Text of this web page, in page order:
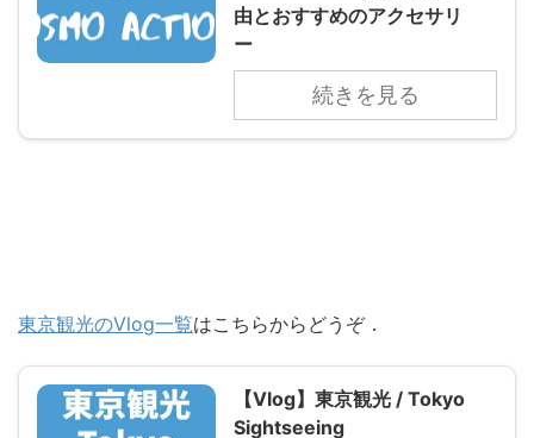
由とおすすめのアクセサリ
ー
続きを見る
東京観光のVlog一覧はこちらからどうぞ．
【Vlog】東京観光 / Tokyo
Sightseeing